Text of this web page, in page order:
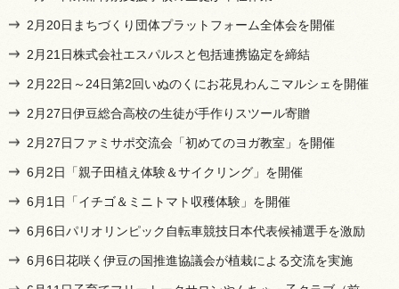
2月20日まちづくり団体プラットフォーム全体会を開催
2月21日株式会社エスパルスと包括連携協定を締結
2月22日～24日第2回いぬのくにお花見わんこマルシェを開催
2月27日伊豆総合高校の生徒が手作りスツール寄贈
2月27日ファミサポ交流会「初めてのヨガ教室」を開催
6月2日「親子田植え体験＆サイクリング」を開催
6月1日「イチゴ＆ミニトマト収穫体験」を開催
6月6日パリオリンピック自転車競技日本代表候補選手を激励
6月6日花咲く伊豆の国推進協議会が植栽による交流を実施